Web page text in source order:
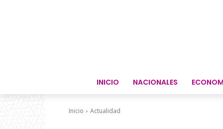
INICIO NACIONALES
Inicio Actualidad